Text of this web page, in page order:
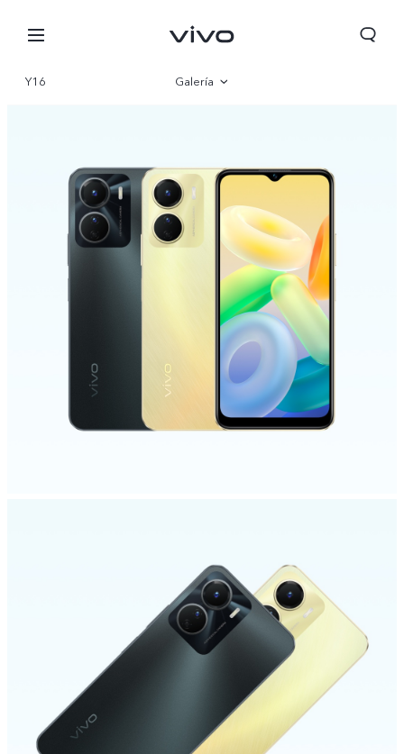
Y16 Galería
Especificaciones